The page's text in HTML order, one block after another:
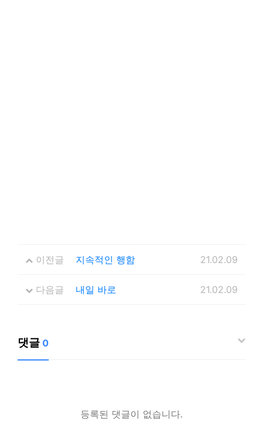
이전글 지속적인 행함 21.02.09
다음글 내일 바로 21.02.09
댓글 0
등록된 댓글이 없습니다.